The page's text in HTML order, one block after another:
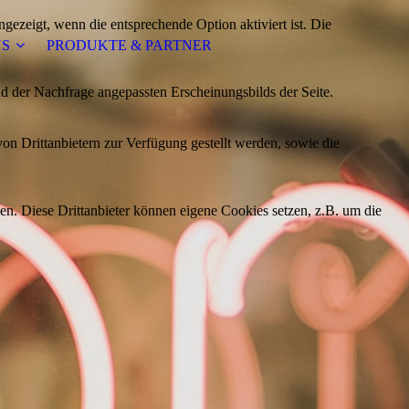
PRODUKTE & PARTNER
wenn die entsprechende Option aktiviert ist. Die
Nachfrage angepassten Erscheinungsbilds der Seite.
Drittanbietern zur Verfügung gestellt werden, sowie die
Diese Drittanbieter können eigene Cookies setzen, z.B. um die